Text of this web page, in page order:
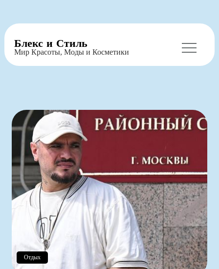
Перейти
содержимому
Блекс и Стиль
Мир Красоты, Моды и Косметики
Отдых